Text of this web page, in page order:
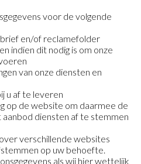
voor de volgende
en/of reclamefolder
indien dit nodig is om onze
van onze diensten en
u af te leveren
op de website om daarmee de
diensten af te stemmen
verschillende websites
op uw behoefte.
als wij hier wettelijk